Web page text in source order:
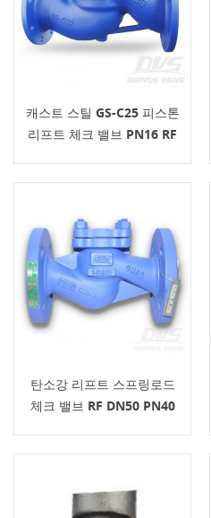
캐스트 스틸 GS-C25 피스톤
리프트 체크 밸브 PN16 RF
탄소강 리프트 스프링로드
체크 밸브 RF DN50 PN40